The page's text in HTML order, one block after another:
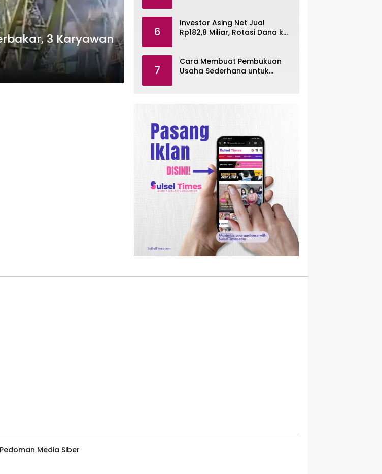
3 Karyawan
6
Investor Asing Net Jual
Rp182,8 Miliar, Rotasi Dana ke
7
Cara Membuat Pembukuan
Usaha Sederhana untuk
Pedoman Media Siber